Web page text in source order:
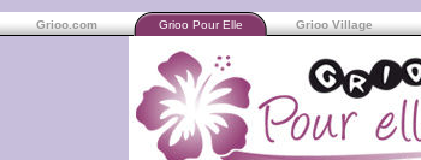
Grioo.com Grioo Pour Elle Grioo Village